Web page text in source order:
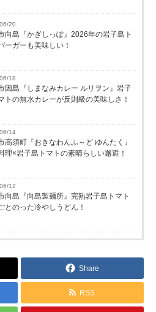
20
向島『かぎしっぽ』2026年の岩子島ト
ーガーも美味しい！
18
因島『しまなみカレー ルリヲン』岩子
トの無水カレーが反則級の美味しさ！
14
高須町『おきなわんふ～ど ゆんたく』
理×岩子島トマトの素晴らしい邂逅！
12
向島『向島製麺所』完熟岩子島トマト
とのった冷やしうどん！
Share
RSS